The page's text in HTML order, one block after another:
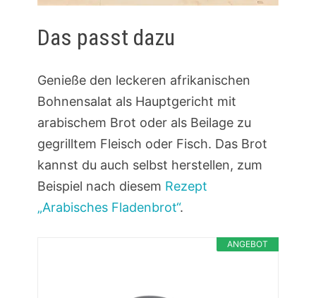
Das passt dazu
Genieße den leckeren afrikanischen
Bohnensalat als Hauptgericht mit
arabischem Brot oder als Beilage zu
gegrilltem Fleisch oder Fisch. Das Brot
kannst du auch selbst herstellen, zum
Beispiel nach diesem Rezept
„Arabisches Fladenbrot“.
ANGEBOT